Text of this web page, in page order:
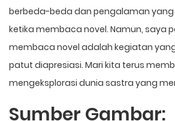
berbeda-beda dan pengalaman
ketika membaca novel. Namun, saya
membaca novel adalah kegiatan
patut diapresiasi. Mari kita terus
mengeksplorasi dunia sastra yang
Sumber Gambar: